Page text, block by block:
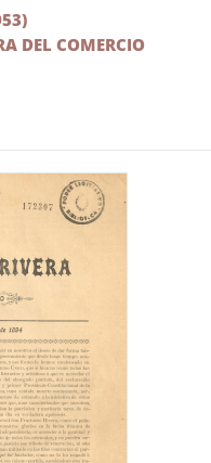
DEL COMERCIO